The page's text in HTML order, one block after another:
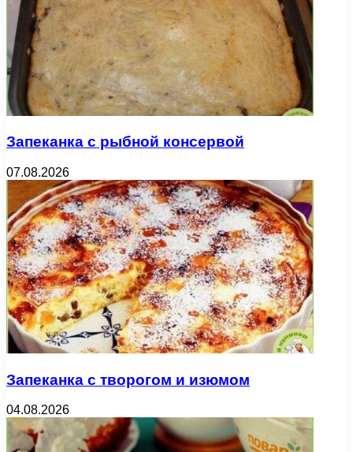
Запеканка с рыбной консервой
07.08.2026
Запеканка с творогом и изюмом
04.08.2026